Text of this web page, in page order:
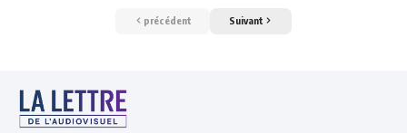
précédent Suivant